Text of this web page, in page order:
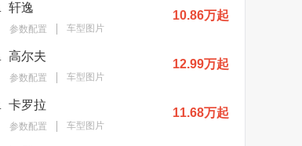
轩逸
参数配置 车型图片
10.86万起
高尔夫
参数配置 车型图片
12.99万起
卡罗拉
参数配置 车型图片
11.68万起